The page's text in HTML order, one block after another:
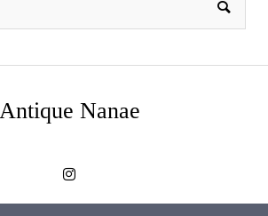
Antique Nanae